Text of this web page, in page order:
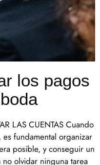
los pagos
LAS CUENTAS Cuando
fundamental organizar
posible, y conseguir un
olvidar ninguna tarea